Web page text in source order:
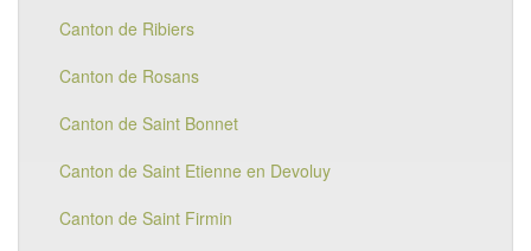
Canton de Ribiers
Canton de Rosans
Canton de Saint Bonnet
Canton de Saint Etienne en Devoluy
Canton de Saint Firmin